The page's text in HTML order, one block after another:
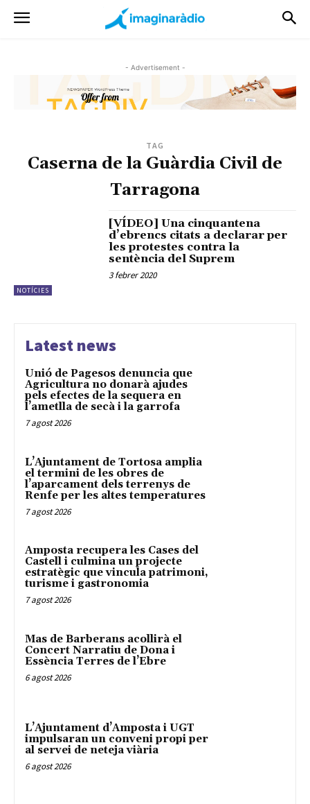
- Advertisement -
TAG
Caserna de la Guàrdia Civil de
Tarragona
NOTÍCIES
[VÍDEO] Una cinquantena
d’ebrencs citats a declarar per
les protestes contra la
sentència del Suprem
3 febrer 2020
Latest news
Unió de Pagesos denuncia que
Agricultura no donarà ajudes
pels efectes de la sequera en
l’ametlla de secà i la garrofa
7 agost 2026
L’Ajuntament de Tortosa amplia
el termini de les obres de
l’aparcament dels terrenys de
Renfe per les altes temperatures
7 agost 2026
Amposta recupera les Cases del
Castell i culmina un projecte
estratègic que vincula patrimoni,
turisme i gastronomia
7 agost 2026
Mas de Barberans acollirà el
Concert Narratiu de Dona i
Essència Terres de l’Ebre
6 agost 2026
L’Ajuntament d’Amposta i UGT
impulsaran un conveni propi per
al servei de neteja viària
6 agost 2026